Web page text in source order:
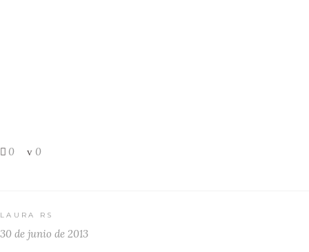
0 0
LAURA RS
30 de junio de 2013